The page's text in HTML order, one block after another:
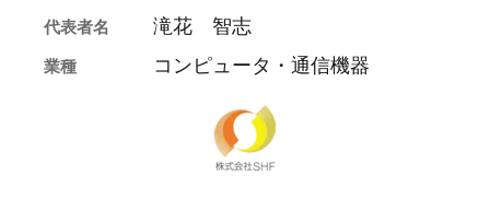
代表者名 滝花 智志
業種 コンピュータ・通信機器